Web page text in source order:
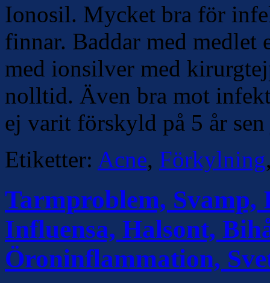
Ionosil. Mycket bra för
finnar. Baddar med medlet
med ionsilver med
nolltid. Även bra mot
ej varit förskyld på 5 år
Etiketter: Acne, Förkylning
Tarmproblem,
Influensa, Halsont,
Öroninflammation,